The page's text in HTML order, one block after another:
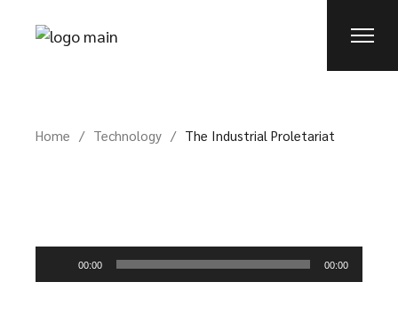
Home Technology The Industrial Proletariat
Reproductor
de
00:00 00:00